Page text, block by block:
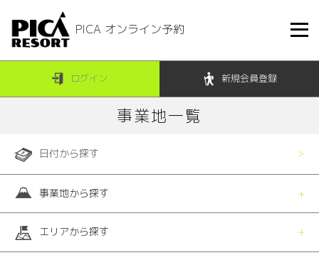
PICA オンライン予約
ログイン 新規会員登録
事業地一覧
日付から探す
事業地から探す
エリアから探す